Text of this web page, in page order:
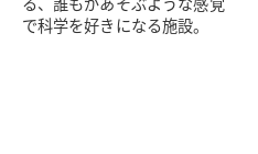
で科学を好きになる施設。